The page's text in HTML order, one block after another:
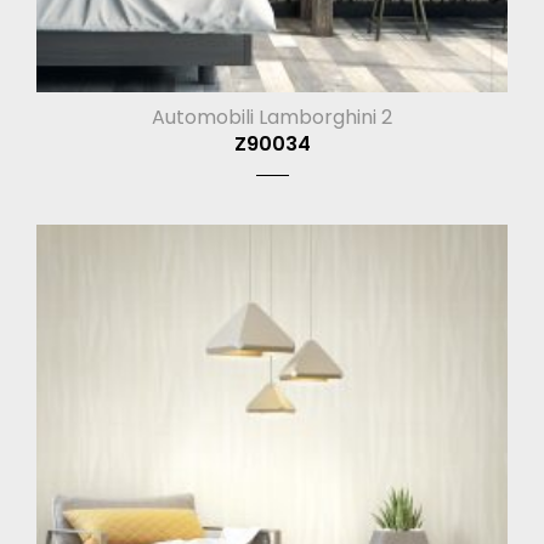
Automobili Lamborghini 2
Z90034